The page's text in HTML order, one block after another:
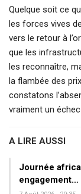
Quelque soit ce
les forces vives
vers le retour à
que les
les reconnaître,
la flambée des
constatons
vraiment un
A LIRE AUSSI
Journée
engagement…